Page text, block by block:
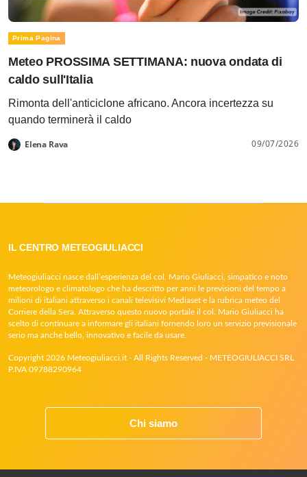
Prima Pagina
Meteo PROSSIMA SETTIMANA: nuova ondata di
caldo sull'Italia
Rimonta dell'anticiclone africano. Ancora incertezza su
quando terminerà il caldo
Elena Rava 09/07/2026
IL CENTRO METEOGIULIACCI
Meteogiuliacci nasce dall’esperienza del col. Mario Giuliacci, simpatico e noto
meteorologo e climatologo che ha descritto per anni le previsioni del tempo a
milioni di italiani attraverso i canali televisivi Mediaset e la rubrica meteo del
Corriere della Sera. Attraverso questo nuovo portale il col. Mario Giuliacci ha
scelto di continuare a informare gli italiani fornendo loro un servizio previsionale
serio ma anche bello, innovativo e facile da usare.
Copyright 2026 Meteogiuliacci.it - All Rights Reserved - METEOGIULIACCI SRL
P.IVA 09788290964
Chi siamo